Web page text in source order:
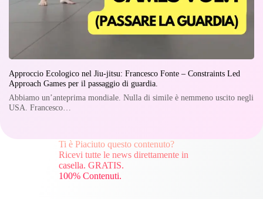
Approccio Ecologico nel Jiu-jitsu: Francesco Fonte – Constraints Led
Approach Games per il passaggio di guardia.
Abbiamo un’anteprima mondiale. Nulla di simile è nemmeno uscito negli
USA. Francesco…
Ti è Piaciuto questo contenuto?
Ricevi tutte le news direttamente in
casella. GRATIS.
100% Contenuti.